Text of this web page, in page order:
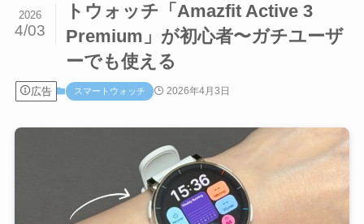
トウォッチ「Amazfit Active 3
Premium」が初心者〜ガチユーザ
ーでも使える
2026
4/03
広告 スマートウォッチ 2026年4月3日